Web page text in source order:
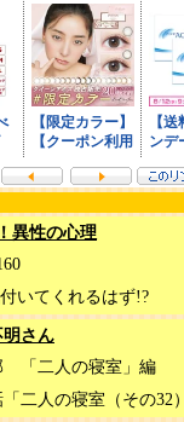
異性の心理
いてくれるはず!?
さん
「二人の寝室」編
二人の寝室（その32